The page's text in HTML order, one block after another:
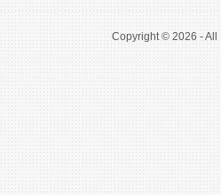
Copyright © 2026 - All